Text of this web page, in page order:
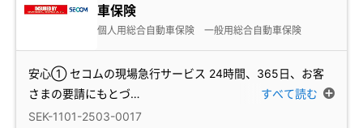
車保険
個人用総合自動車保険 一般用総合自動車保険
安心① セコムの現場急行サービス 24時間、365日、お客
さまの要請にもとづ…
すべて読む
SEK-1101-2503-0017